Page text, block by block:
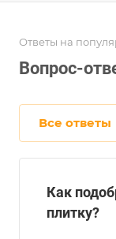
Ответы на
Вопрос-
Все ответы
Как
плитку?